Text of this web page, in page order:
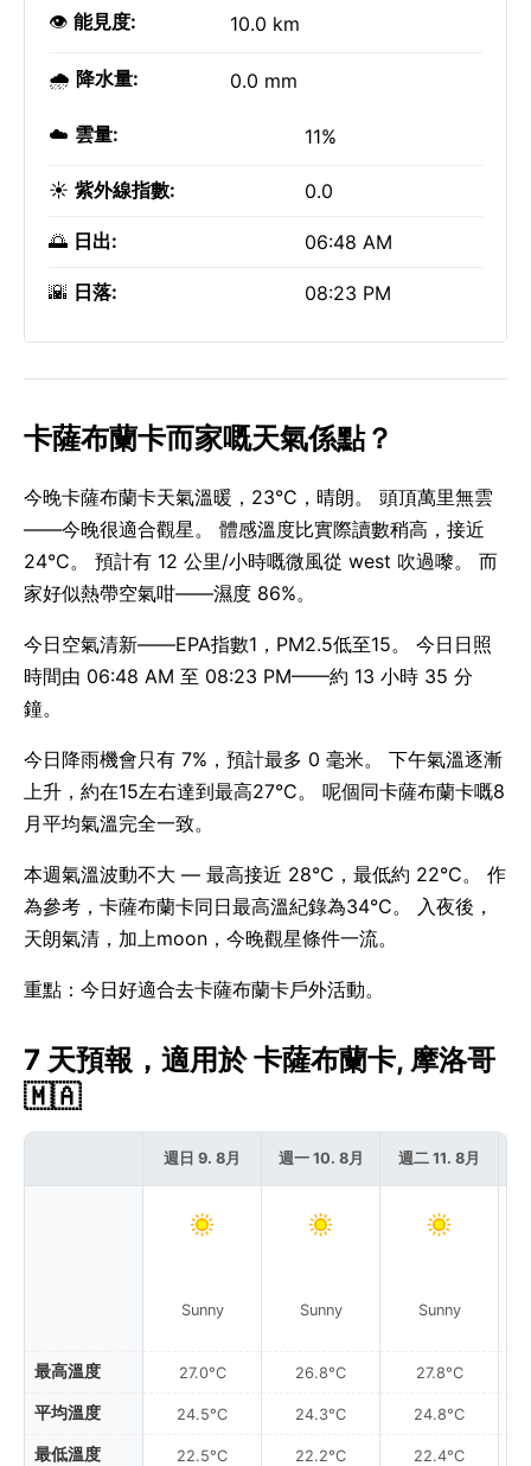
👁️ 能見度: 10.0 km
🌧️ 降水量: 0.0 mm
☁️ 雲量: 11%
☀️ 紫外線指數: 0.0
🌅 日出: 06:48 AM
🌇 日落: 08:23 PM
卡薩布蘭卡而家嘅天氣係點？
今晚卡薩布蘭卡天氣溫暖，23°C，晴朗。 頭頂萬里無雲
——今晚很適合觀星。 體感溫度比實際讀數稍高，接近
24°C。 預計有 12 公里/小時嘅微風從 west 吹過嚟。 而
家好似熱帶空氣咁——濕度 86%。
今日空氣清新——EPA指數1，PM2.5低至15。 今日日照
時間由 06:48 AM 至 08:23 PM——約 13 小時 35 分
鐘。
今日降雨機會只有 7%，預計最多 0 毫米。 下午氣溫逐漸
上升，約在15左右達到最高27°C。 呢個同卡薩布蘭卡嘅8
月平均氣溫完全一致。
本週氣溫波動不大 — 最高接近 28°C，最低約 22°C。 作
為參考，卡薩布蘭卡同日最高溫紀錄為34°C。 入夜後，
天朗氣清，加上moon，今晚觀星條件一流。
重點：今日好適合去卡薩布蘭卡戶外活動。
7 天預報，適用於 卡薩布蘭卡, 摩洛哥
🇲🇦
最高溫度
平均溫度
最低溫度
週日 9. 8月
Sunny
27.0°C
24.5°C
22.5°C
週一 10. 8月
Sunny
26.8°C
24.3°C
22.2°C
週二 11. 8月
Sunny
27.8°C
24.8°C
22.4°C